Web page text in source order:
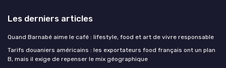
Les derniers articles
Quand Barnabé aime le café : lifestyle, food et art de vivre responsable
Tarifs douaniers américains : les exportateurs food français ont un plan
B, mais il exige de repenser le mix géographique